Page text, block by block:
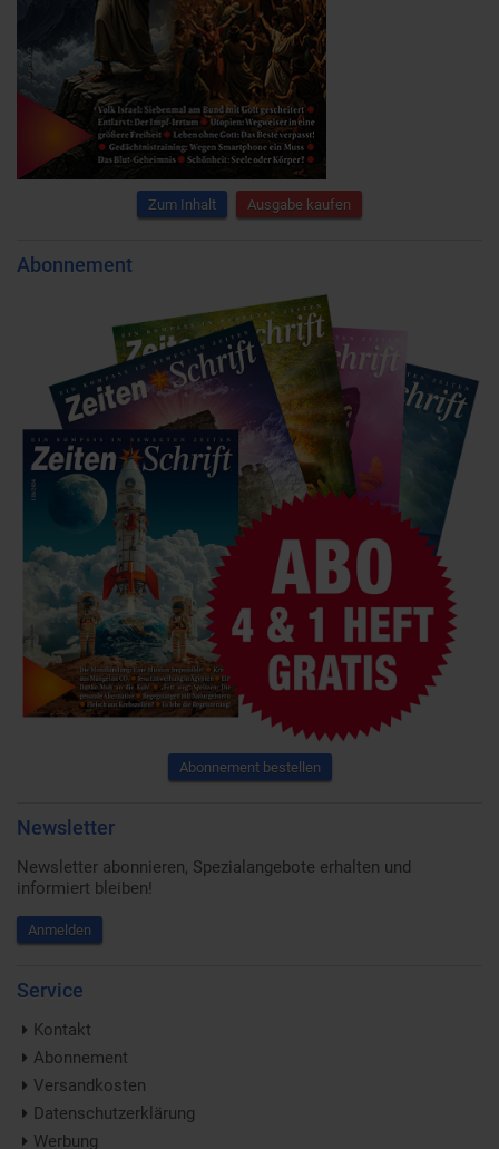
Zum Inhalt Ausgabe kaufen
Abonnement
Abonnement bestellen
Newsletter
Newsletter abonnieren, Spezialangebote erhalten und
informiert bleiben!
Anmelden
Service
Kontakt
Abonnement
Versandkosten
Datenschutzerklärung
Werbung